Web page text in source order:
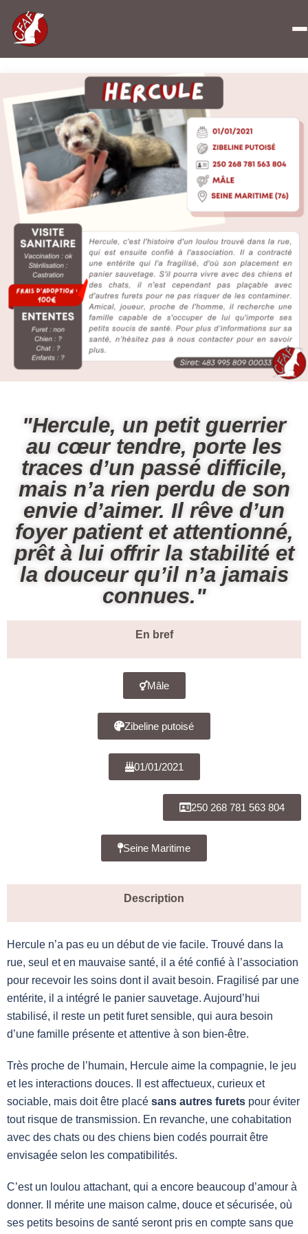
Accueil
"Hercule, un petit guerrier
au cœur tendre, porte les
traces d’un passé difficile,
mais n’a rien perdu de son
envie d’aimer. Il rêve d’un
foyer patient et attentionné,
prêt à lui offrir la stabilité et
la douceur qu’il n’a jamais
connues."
En bref
Mâle
Zibeline putoisé
01/01/2021
250 268 781 563 804
Seine Maritime
Description
Hercule n’a pas eu un début de vie facile. Trouvé dans la
rue, seul et en mauvaise santé, il a été confié à l’association
pour recevoir les soins dont il avait besoin. Fragilisé par une
entérite, il a intégré le panier sauvetage. Aujourd’hui
stabilisé, il reste un petit furet sensible, qui aura besoin
d’une famille présente et attentive à son bien-être.
Très proche de l’humain, Hercule aime la compagnie, le jeu
et les interactions douces. Il est affectueux, curieux et
sociable, mais doit être placé sans autres furets pour éviter
tout risque de transmission. En revanche, une cohabitation
avec des chats ou des chiens bien codés pourrait être
envisagée selon les compatibilités.
C’est un loulou attachant, qui a encore beaucoup d’amour à
donner. Il mérite une maison calme, douce et sécurisée, où
ses petits besoins de santé seront pris en compte sans que